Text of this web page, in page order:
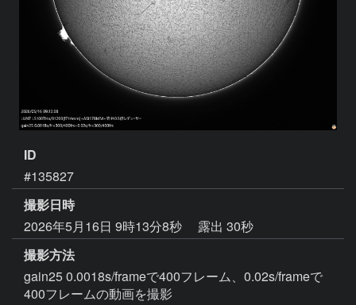
ID
#135827
撮影日時
2026年5月16日 9時13分8秒
露出 30秒
撮影方法
gain25 0.0018s/frameで400フレーム、0.02s/frameで
400フレームの動画を撮影